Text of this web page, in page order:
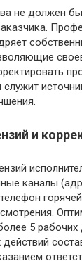
не должен
служит
и
каналы
5 рабочих